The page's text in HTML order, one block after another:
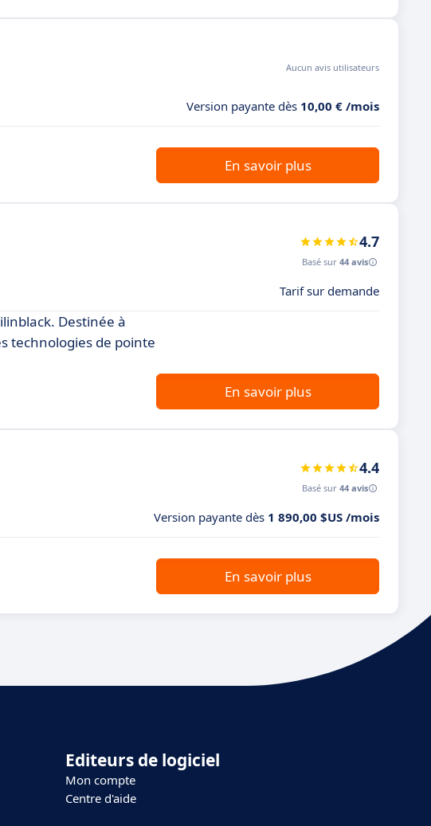
Aucun avis utilisateurs
Version payante dès 10,00 € /mois
En savoir plus
4.7
Basé sur 44 avis
Tarif sur demande
Destinée à
technologies de pointe
En savoir plus
4.4
Basé sur 44 avis
Version payante dès 1 890,00 $US /mois
En savoir plus
Editeurs de logiciel
Mon compte
Centre d'aide